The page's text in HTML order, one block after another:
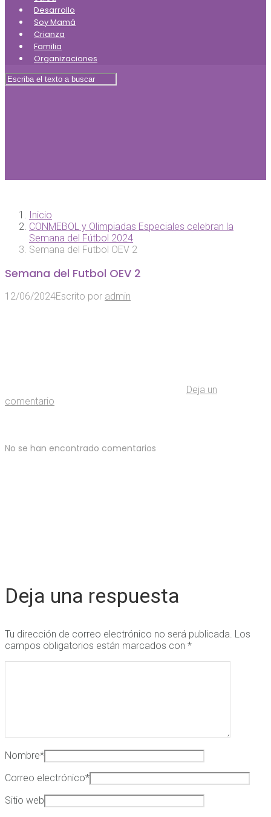
Desarrollo
Soy Mamá
Crianza
Familia
Organizaciones
Inicio
CONMEBOL y Olimpiadas Especiales celebran la
Semana del Fútbol 2024
Semana del Futbol OEV 2
Semana del Futbol OEV 2
12/06/2024Escrito por admin
Deja un
comentario
No se han encontrado comentarios
Deja una respuesta
Tu dirección de correo electrónico no será publicada. Los
campos obligatorios están marcados con *
Nombre*
Correo electrónico*
Sitio web